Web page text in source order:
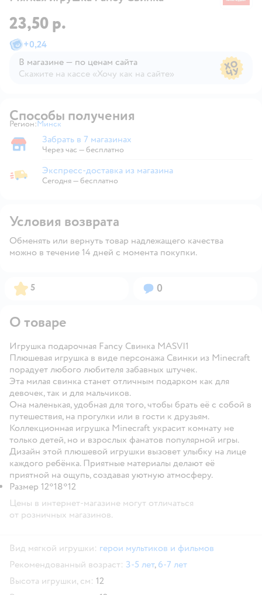
23,50 р.
+0,24
В магазине — по ценам сайта
Скажите на кассе «Хочу как на сайте»
Способы получения
Регион: Выбор адреса доставки.
Минск
Забрать в магазине
Забрать в 7 магазинах
Через час — бесплатно
Экспресс-доставка из магазина
Экспресс-доставка из магазина
Сегодня—бесплатно
Условия возврата
Обменять или вернуть товар надлежащего качества
можно в течение 14 дней с момента покупки.
Рейтинг:
5 Вопросов:
0
О товаре
Игрушка подарочная Fancy Свинка MASVI1
Плюшевая игрушка в виде персонажа Свинки из Minecraft
порадует любого любителя забавных штучек.
Эта милая свинка станет отличным подарком как для
девочек, так и для мальчиков.
Она маленькая, удобная для того, чтобы брать её с собой в
путешествия, на прогулки или в гости к друзьям.
Коллекционная игрушка Minecraft украсит комнату не
только детей, но и взрослых фанатов популярной игры.
Дизайн этой плюшевой игрушки вызовет улыбку на лице
каждого ребёнка. Приятные материалы делают её
приятной на ощупь, создавая уютную атмосферу.
Размер 12*18*12
Цены в интернет-магазине могут отличаться
от розничных магазинов.
Вид мягкой игрушки: герои мультиков и фильмов
Рекомендованный возраст: 3-5 лет, 6-7 лет
Высота игрушки, см: 12